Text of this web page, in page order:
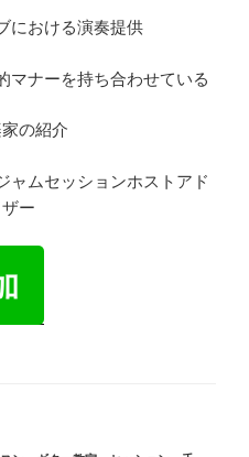
ける演奏提供
持ち合わせている
の紹介
ョンホストアド
ー